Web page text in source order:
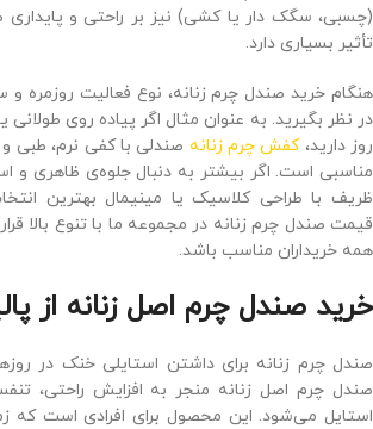
(چسبی، سگک ‌دار یا کشی) نیز بر راحتی و پایداری
تأثیر بسیاری دارد.
هنگام خرید صندل چرم زنانه، نوع فعالیت روزمره
در نظر بگیرید. به عنوان مثال اگر پیاده‌ روی
روز دارید،کفش چرم زنانه صندلی با کفی نرم، طبی
مناسبی است. اگر بیشتر به دنبال جلوه‌ی ظاهری و
ظریف با طراحی کلاسیک یا مینیمال بهترین
قیمت صندل چرم زنانه در مجموعه ما با تنوع بالا
همه خریداران مناسب باشد.
خرید صندل چرم اصل زنانه از
صندل چرم زنانه برای داشتن استایلی خنک در
صندل چرم اصل زنانه منجر به افزایش راحتی،
استایل می‌شود. این محصول برای افرادی است که